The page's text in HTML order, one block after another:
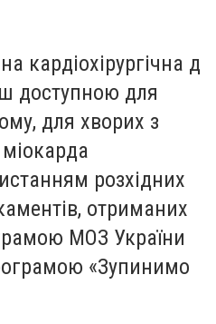
кардіохірургічна д
доступною для
для хворих з
розхідних
отриманих
МОЗ України
«Зупинимо